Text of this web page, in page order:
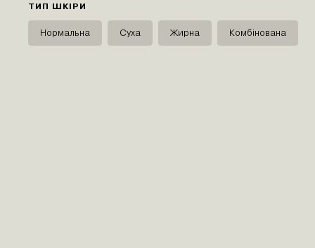
ТИП ШКІРИ
Нормальна Суха Жирна Комбінована